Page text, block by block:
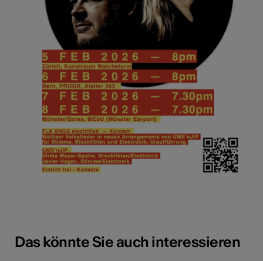
Das könnte Sie auch interessieren